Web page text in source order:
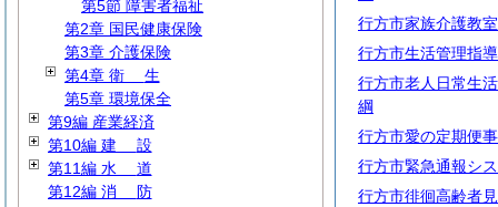
行方市家族介護教
行方市生活管理指
行方市老人日常生
綱
行方市愛の定期便
行方市緊急通報シ
行方市徘徊高齢者
第5節 障害者福祉
第2章 国民健康保険
第3章 介護保険
第4章 衛 生
第5章 環境保全
第9編 産業経済
第10編 建 設
第11編 水 道
第12編 消 防